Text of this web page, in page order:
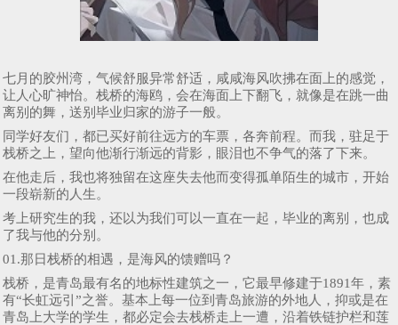
七月的胶州湾，气候舒服异常舒适，咸咸海风吹拂在面上的感觉，
让人心旷神怡。栈桥的海鸥，会在海面上下翻飞，就像是在跳一曲
离别的舞，送别毕业归家的游子一般。
同学好友们，都已买好前往远方的车票，各奔前程。而我，驻足于
栈桥之上，望向他渐行渐远的背影，眼泪也不争气的落了下来。
在他走后，我也将独留在这座失去他而变得孤单陌生的城市，开始
一段崭新的人生。
考上研究生的我，还以为我们可以一直在一起，毕业的离别，也成
了我与他的分别。
01.那日栈桥的相遇，是海风的馈赠吗？
栈桥，是青岛最有名的地标性建筑之一，它最早修建于1891年，素
有“长虹远引”之誉。基本上每一位到青岛旅游的外地人，抑或是在
青岛上大学的学生，都必定会去栈桥走上一遭，沿着铁链护栏和莲